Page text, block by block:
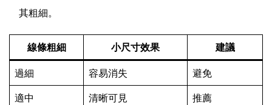
其粗細。
線條粗細 小尺寸效果 建議
過細 容易消失 避免
適中 清晰可見 推薦